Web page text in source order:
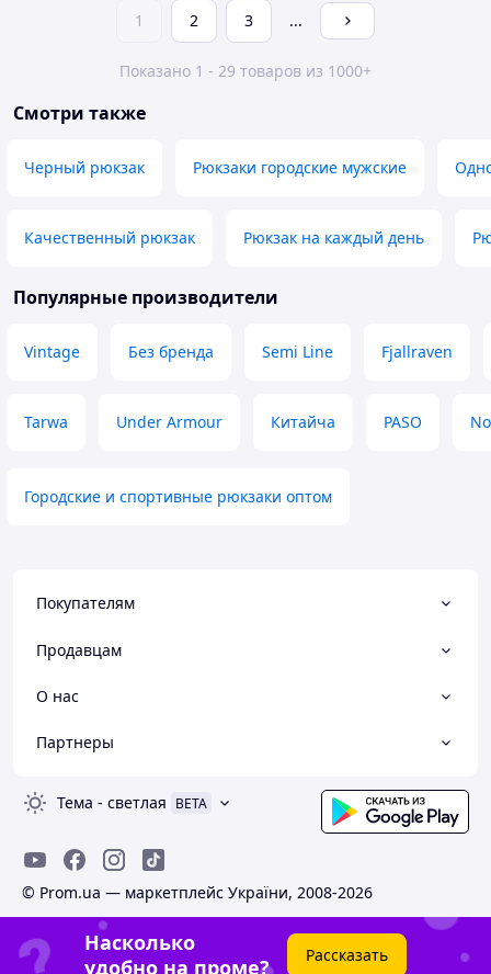
1 2 3 ...
Показано 1 - 29 товаров из 1000+
Смотри также
Черный рюкзак Рюкзаки городские мужские
Качественный рюкзак Рюкзак на каждый день
Популярные производители
Vintage Без бренда Semi Line Fjallraven
Tarwa Under Armour Китайча PASO
Городские и спортивные рюкзаки оптом
Покупателям
Продавцам
О нас
Партнеры
Тема - светлая BETA
© Prom.ua — маркетплейс України, 2008-2026
Насколько
удобно на проме?
Рассказать